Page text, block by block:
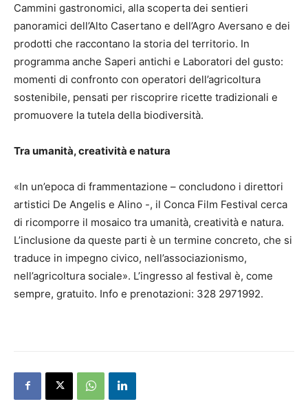
Cammini gastronomici, alla scoperta dei sentieri
panoramici dell’Alto Casertano e dell’Agro Aversano e dei
prodotti che raccontano la storia del territorio. In
programma anche Saperi antichi e Laboratori del gusto:
momenti di confronto con operatori dell’agricoltura
sostenibile, pensati per riscoprire ricette tradizionali e
promuovere la tutela della biodiversità.
Tra umanità, creatività e natura
«In un’epoca di frammentazione – concludono i direttori
artistici De Angelis e Alino -, il Conca Film Festival cerca
di ricomporre il mosaico tra umanità, creatività e natura.
L’inclusione da queste parti è un termine concreto, che si
traduce in impegno civico, nell’associazionismo,
nell’agricoltura sociale». L’ingresso al festival è, come
sempre, gratuito. Info e prenotazioni: 328 2971992.